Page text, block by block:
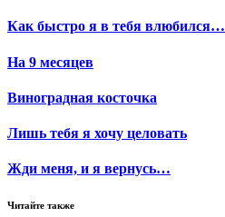
Как быстро я в тебя влюбился…
На 9 месяцев
Виноградная косточка
Лишь тебя я хочу целовать
Жди меня, и я вернусь…
Читайте также